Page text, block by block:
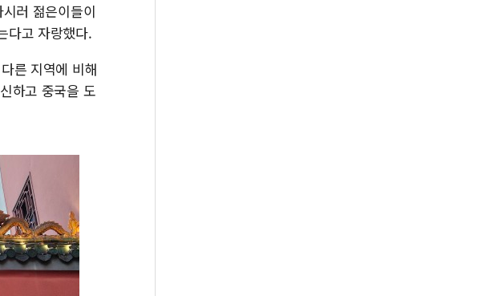
러 젊은이들이
다고 자랑했다.
른 지역에 비해
하고 중국을 도